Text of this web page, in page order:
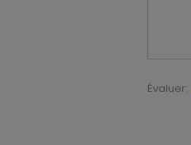
Évaluer: